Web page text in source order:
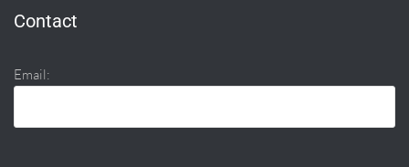
Contact
Email: